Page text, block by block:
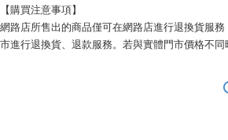
【購買注意事項】
網路店所售出的商品僅可在網路店進行退換貨服
市進行退換貨、退款服務。若與實體門市價格不同